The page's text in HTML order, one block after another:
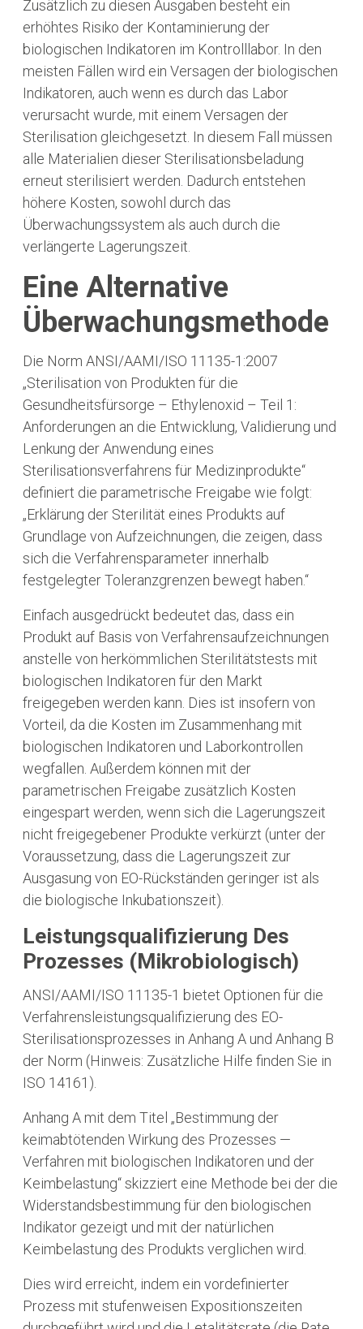
Zusätzlich zu diesen Ausgaben besteht ein
erhöhtes Risiko der Kontaminierung der
biologischen Indikatoren im Kontrolllabor. In den
meisten Fällen wird ein Versagen der biologischen
Indikatoren, auch wenn es durch das Labor
verursacht wurde, mit einem Versagen der
Sterilisation gleichgesetzt. In diesem Fall müssen
alle Materialien dieser Sterilisationsbeladung
erneut sterilisiert werden. Dadurch entstehen
höhere Kosten, sowohl durch das
Überwachungssystem als auch durch die
verlängerte Lagerungszeit.
Eine Alternative
Überwachungsmethode
Die Norm ANSI/AAMI/ISO 11135-1:2007
„Sterilisation von Produkten für die
Gesundheitsfürsorge – Ethylenoxid – Teil 1:
Anforderungen an die Entwicklung, Validierung und
Lenkung der Anwendung eines
Sterilisationsverfahrens für Medizinprodukte“
definiert die parametrische Freigabe wie folgt:
„Erklärung der Sterilität eines Produkts auf
Grundlage von Aufzeichnungen, die zeigen, dass
sich die Verfahrensparameter innerhalb
festgelegter Toleranzgrenzen bewegt haben.“
Einfach ausgedrückt bedeutet das, dass ein
Produkt auf Basis von Verfahrensaufzeichnungen
anstelle von herkömmlichen Sterilitätstests mit
biologischen Indikatoren für den Markt
freigegeben werden kann. Dies ist insofern von
Vorteil, da die Kosten im Zusammenhang mit
biologischen Indikatoren und Laborkontrollen
wegfallen. Außerdem können mit der
parametrischen Freigabe zusätzlich Kosten
eingespart werden, wenn sich die Lagerungszeit
nicht freigegebener Produkte verkürzt (unter der
Voraussetzung, dass die Lagerungszeit zur
Ausgasung von EO-Rückständen geringer ist als
die biologische Inkubationszeit).
Leistungsqualifizierung Des
Prozesses (mikrobiologisch)
ANSI/AAMI/ISO 11135-1 bietet Optionen für die
Verfahrensleistungsqualifizierung des EO-
Sterilisationsprozesses in Anhang A und Anhang B
der Norm (Hinweis: Zusätzliche Hilfe finden Sie in
ISO 14161).
Anhang A mit dem Titel „Bestimmung der
keimabtötenden Wirkung des Prozesses —
Verfahren mit biologischen Indikatoren und der
Keimbelastung“ skizziert eine Methode bei der die
Widerstandsbestimmung für den biologischen
Indikator gezeigt und mit der natürlichen
Keimbelastung des Produkts verglichen wird.
Dies wird erreicht, indem ein vordefinierter
Prozess mit stufenweisen Expositionszeiten